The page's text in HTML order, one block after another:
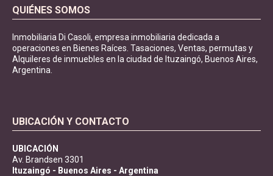
QUIÉNES SOMOS
Inmobiliaria Di Casoli, empresa inmobiliaria dedicada a
operaciones en Bienes Raíces. Tasaciones, Ventas, permutas y
Alquileres de inmuebles en la ciudad de Ituzaingó, Buenos Aires,
Argentina.
UBICACIÓN Y CONTACTO
UBICACIÓN
Av. Brandsen 3301
Ituzaingó - Buenos Aires - Argentina